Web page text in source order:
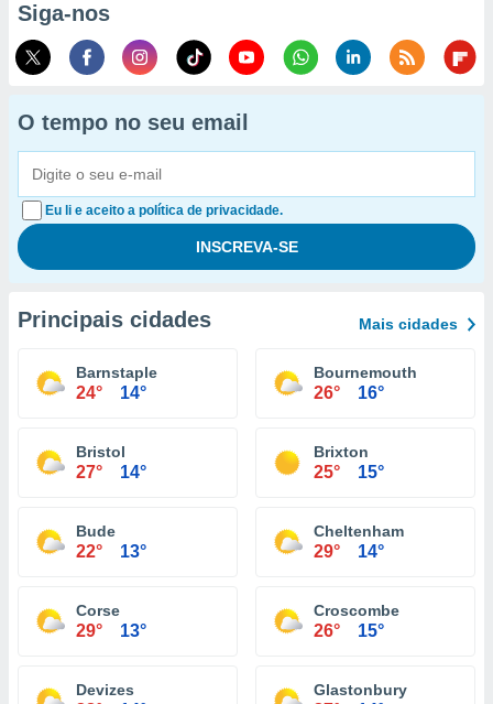
Siga-nos
O tempo no seu email
Eu li e aceito a política de privacidade.
Principais cidades Mais cidades
Barnstaple
24° 14°
Bournemouth
26° 16°
Bristol
27° 14°
Brixton
25° 15°
Bude
22° 13°
Cheltenham
29° 14°
Corse
29° 13°
Croscombe
26° 15°
Devizes Glastonbury